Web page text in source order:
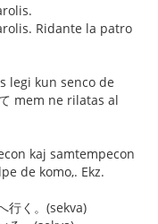
Ridante la patro
legi kun senco de
mem ne rilatas al
kaj samtempecon
de komo,. Ekz.
行く。(sekva)